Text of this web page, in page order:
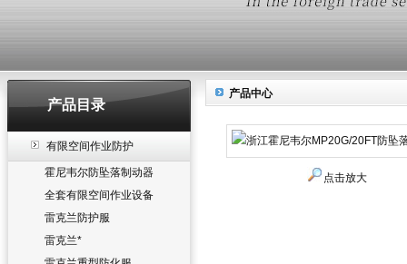
产品目录
有限空间作业防护
霍尼韦尔防坠落制动器
全套有限空间作业设备
雷克兰防护服
雷克兰*
产品中心
点击放大